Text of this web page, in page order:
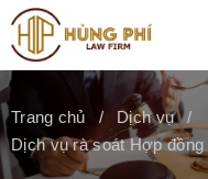
Trang chủ
Dịch vụ
Dịch vụ rà soát Hợp